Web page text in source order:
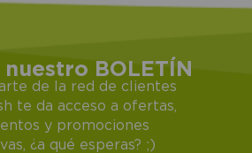
BOLETÍN
de la red de clientes
te da acceso a ofertas,
y promociones
¿a qué esperas? ;)